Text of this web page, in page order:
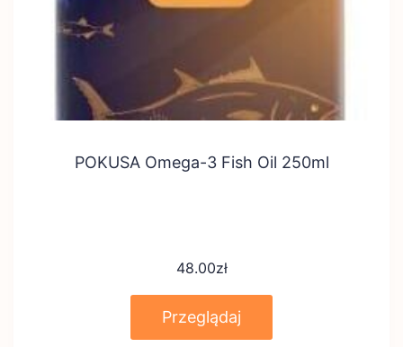
POKUSA Omega-3 Fish Oil 250ml
48.00zł
Przeglądaj